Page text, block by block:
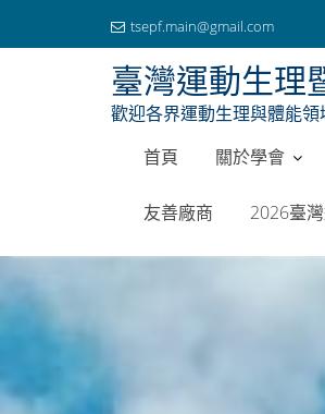
to
content
tsepf.main@gmail.com
臺灣運動生理
歡迎各界運動生理與體能
首頁
關於學會
友善廠商 2026臺